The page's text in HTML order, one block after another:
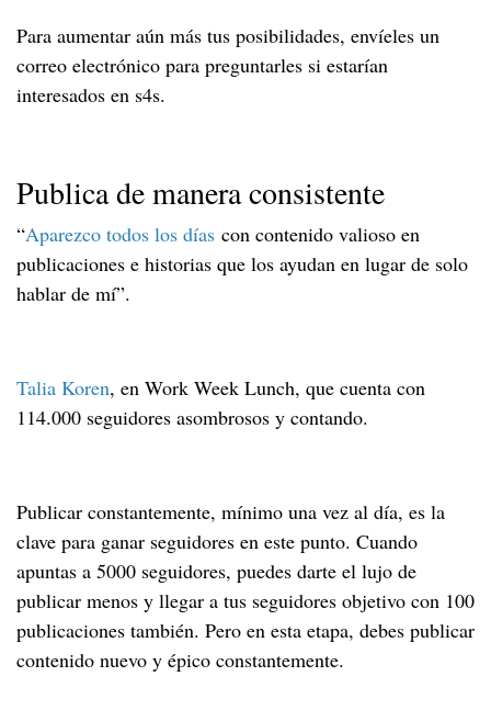
Para aumentar aún más tus posibilidades, envíeles un
correo electrónico para preguntarles si estarían
interesados en s4s.
Publica de manera consistente
“Aparezco todos los días con contenido valioso en
publicaciones e historias que los ayudan en lugar de solo
hablar de mí”.
Talia Koren, en Work Week Lunch, que cuenta con
114.000 seguidores asombrosos y contando.
Publicar constantemente, mínimo una vez al día, es la
clave para ganar seguidores en este punto. Cuando
apuntas a 5000 seguidores, puedes darte el lujo de
publicar menos y llegar a tus seguidores objetivo con 100
publicaciones también. Pero en esta etapa, debes publicar
contenido nuevo y épico constantemente.